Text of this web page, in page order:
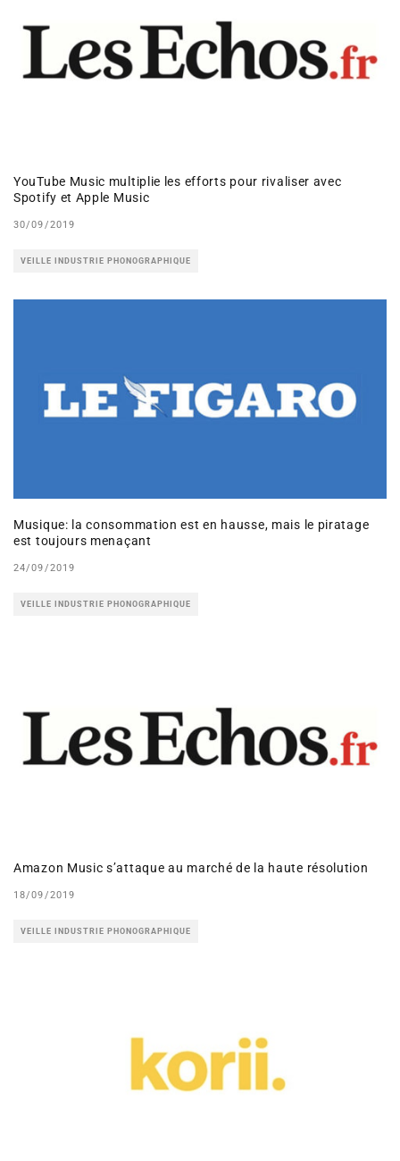
YouTube Music multiplie les efforts pour rivaliser avec
Spotify et Apple Music
30/09/2019
VEILLE INDUSTRIE PHONOGRAPHIQUE
Musique: la consommation est en hausse, mais le piratage
est toujours menaçant
24/09/2019
VEILLE INDUSTRIE PHONOGRAPHIQUE
Amazon Music s’attaque au marché de la haute résolution
18/09/2019
VEILLE INDUSTRIE PHONOGRAPHIQUE